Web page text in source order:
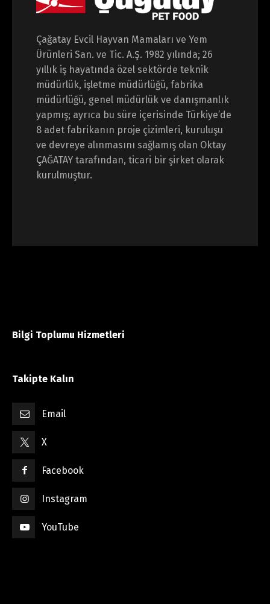
Çağatay Evcil Hayvan Mamaları ve Yem
Ürünleri San. ve Tic. A.Ş. 1982 yılında; 26
yıllık iş hayatında özel sektörde teknik
müdürlük, işletme müdürlüğü, fabrika
müdürlüğü, genel müdürlük ve danışmanlık
yapmış; ayrıca bu süre içerisinde Türkiye’de
8 adet fabrikanın proje çizimleri, kuruluşu
ve devreye alınmasını sağlamış olan Oktay
ÇAĞATAY tarafından, ticari bir şirket olarak
kurulmuştur.
Bilgi Toplumu Hizmetleri
Takipte Kalın
Email
X
Facebook
Instagram
YouTube